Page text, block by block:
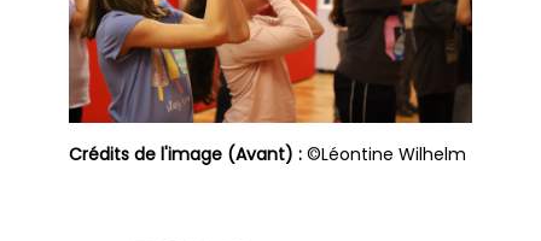
Crédits de l'image (Avant) : ©Léontine Wilhelm